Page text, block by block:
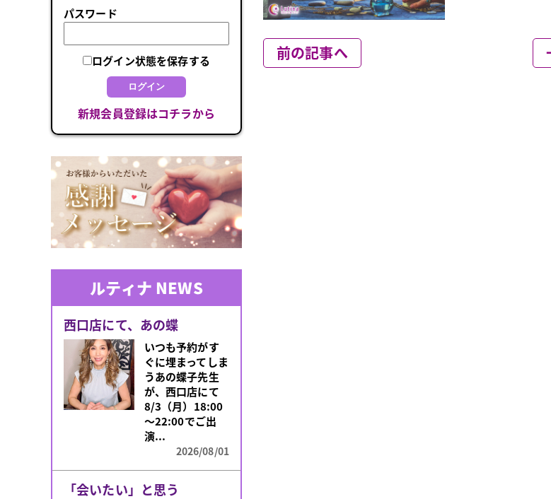
パスワード
ログイン状態を保存する
ログイン
新規会員登録はコチラから
ルティナ NEWS
西口店にて、あの蝶
いつも予約がす
ぐに埋まってしま
うあの蝶子先生
が、西口店にて
8/3（月）18:00
～22:00でご出
演...
2026/08/01
「会いたい」と思う
前の記事へ